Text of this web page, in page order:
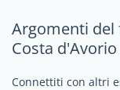
Argomenti del
Costa d'Avorio
Connettiti con altri